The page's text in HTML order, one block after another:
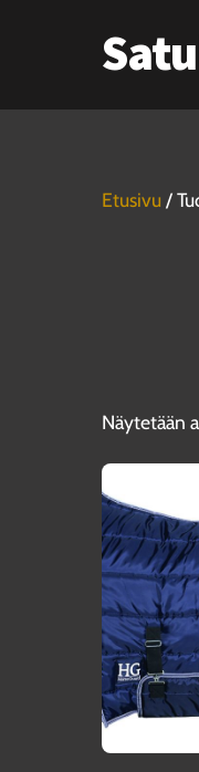
Etusivu /
Näytetään